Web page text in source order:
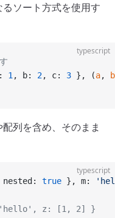
ソート方式を使用す
typescript
1 , b: 2, c: 3 }, (a,
b
列を含め、そのまま
typescript
true }, m:
z: [1, 2] }